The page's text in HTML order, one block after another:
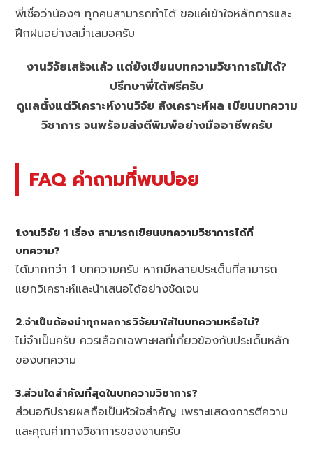
พี่เชื่อว่าน้องๆ ทุกคนสามารถทำได้ ขอแค่เข้าใจหลักการและ
ฝึกฝนอย่างสม่ำเสมอครับ
งานวิจัยเสร็จแล้ว แต่ยังเขียนบทความวิชาการไม่ได้?
ปรึกษาพี่ได้ฟรีครับ
ดูแลตั้งแต่วิเคราะห์งานวิจัย สังเคราะห์ผล เขียนบทความ
วิชาการ จนพร้อมส่งตีพิมพ์อย่างมืออาชีพครับ
FAQ คำถามที่พบบ่อย
1.งานวิจัย 1 เรื่อง สามารถเขียนบทความวิชาการได้กี่
บทความ?
ได้มากกว่า 1 บทความครับ หากมีหลายประเด็นที่สามารถ
แยกวิเคราะห์และนำเสนอได้อย่างชัดเจน
2.จำเป็นต้องนำทุกผลการวิจัยมาใส่ในบทความหรือไม่?
ไม่จำเป็นครับ ควรเลือกเฉพาะผลที่เกี่ยวข้องกับประเด็นหลัก
ของบทความ
3.ส่วนใดสำคัญที่สุดในบทความวิชาการ?
ส่วนอภิปรายผลถือเป็นหัวใจสำคัญ เพราะแสดงการตีความ
และคุณค่าทางวิชาการของงานครับ